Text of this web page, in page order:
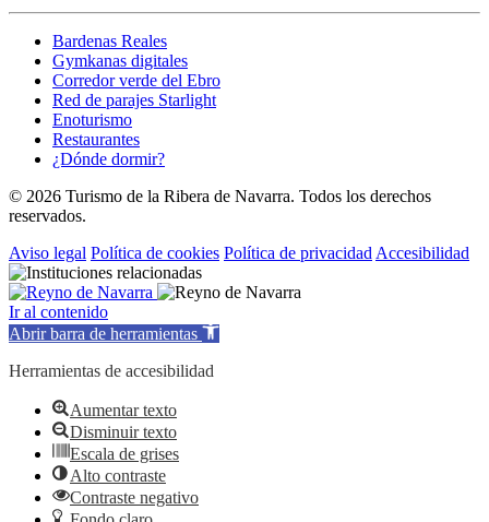
Bardenas Reales
Gymkanas digitales
Corredor verde del Ebro
Red de parajes Starlight
Enoturismo
Restaurantes
¿Dónde dormir?
© 2026 Turismo de la Ribera de Navarra. Todos los derechos
reservados.
Aviso legal Política de cookies Política de privacidad Accesibilidad
Ir al contenido
Abrir barra de herramientas
Herramientas de accesibilidad
Aumentar texto
Disminuir texto
Escala de grises
Alto contraste
Contraste negativo